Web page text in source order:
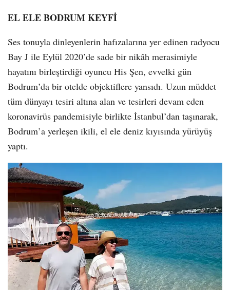
EL ELE BODRUM KEYFİ
Ses tonuyla dinleyenlerin hafızalarına yer edinen radyocu
Bay J ile Eylül 2020’de sade bir nikâh merasimiyle
hayatını birleştirdiği oyuncu His Şen, evvelki gün
Bodrum’da bir otelde objektiflere yansıdı. Uzun müddet
tüm dünyayı tesiri altına alan ve tesirleri devam eden
koronavirüs pandemisiyle birlikte İstanbul’dan taşınarak,
Bodrum’a yerleşen ikili, el ele deniz kıyısında yürüyüş
yaptı.